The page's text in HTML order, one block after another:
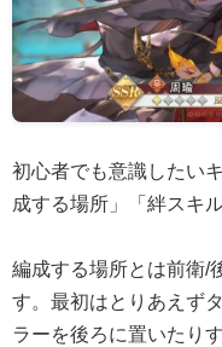
初心者でも意識したい
成する場所」「絆スキ
編成する場所とは前衛/
す。最初はとりあえず
ラーを後ろに置いたり